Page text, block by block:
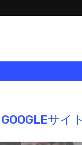
GOOGLEサイト